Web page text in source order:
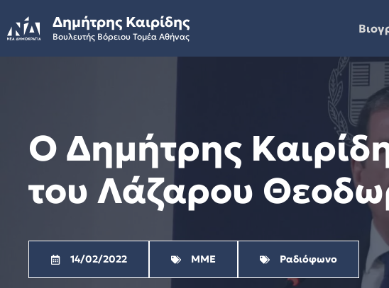
to
content
Δημήτρης Καιρίδης
Βουλευτής Βόρειου Τομέα Αθήνας
Ο Δημήτρης
του Λάζαρου
14/02/2022 ΜΜΕ Ραδιόφωνο